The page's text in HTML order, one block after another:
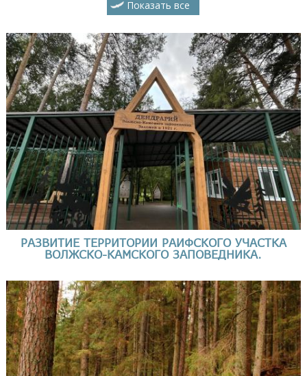
Показать все
РАЗВИТИЕ ТЕРРИТОРИИ РАИФСКОГО УЧАСТКА
ВОЛЖСКО-КАМСКОГО ЗАПОВЕДНИКА.